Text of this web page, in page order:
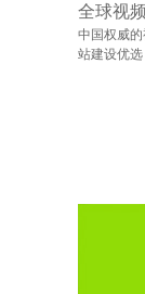
全球视
中国权威
站建设优选